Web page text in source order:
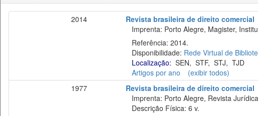
2014
Revista brasileira de direito comercial
Imprenta: Porto Alegre, Magister,
Referência: 2014.
Disponibilidade: Rede Virtual de
Localização: SEN, STF, STJ, TJD
Artigos por ano
(exibir todos)
1977
Revista brasileira de direito comercial
Imprenta: Porto Alegre, Revista
Descrição Física: 6 v.